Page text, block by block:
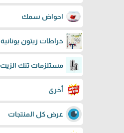
احواض سمك
خراطات زيتون يونانية
مستلزمات تنك الزيت
أخرى
عرض كل المنتجات